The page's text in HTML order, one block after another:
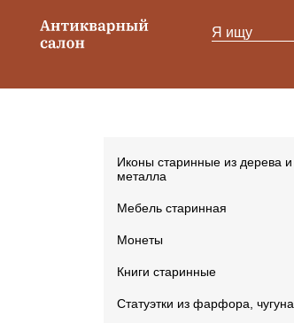
Иконы старинные из дерева и
металла
Мебель старинная
Монеты
Книги старинные
Статуэтки из фарфора, чугуна